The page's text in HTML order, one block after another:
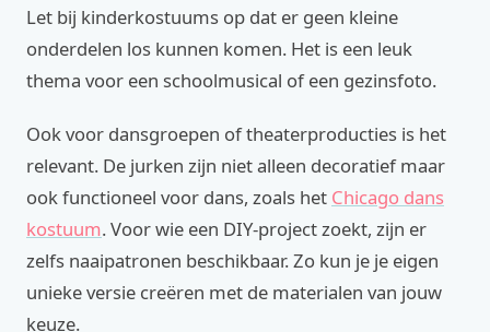
Let bij kinderkostuums op dat er geen kleine
onderdelen los kunnen komen. Het is een leuk
thema voor een schoolmusical of een gezinsfoto.
Ook voor dansgroepen of theaterproducties is het
relevant. De jurken zijn niet alleen decoratief maar
ook functioneel voor dans, zoals het Chicago dans
kostuum. Voor wie een DIY-project zoekt, zijn er
zelfs naaipatronen beschikbaar. Zo kun je je eigen
unieke versie creëren met de materialen van jouw
keuze.